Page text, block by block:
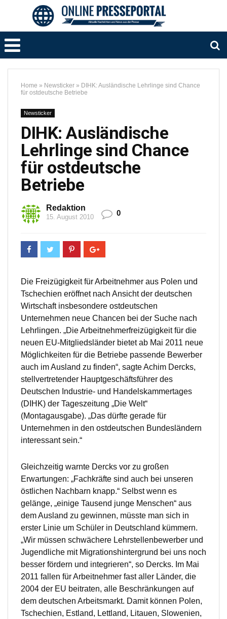
Home » Newsticker » DIHK: Ausländische Lehrlinge sind Chance
für ostdeutsche Betriebe
Newsticker
DIHK: Ausländische
Lehrlinge sind Chance
für ostdeutsche
Betriebe
Redaktion
15. August 2010 0
Die Freizügigkeit für Arbeitnehmer aus Polen und
Tschechien eröffnet nach Ansicht der deutschen
Wirtschaft insbesondere ostdeutschen
Unternehmen neue Chancen bei der Suche nach
Lehrlingen. „Die Arbeitnehmerfreizügigkeit für die
neuen EU-Mitgliedsländer bietet ab Mai 2011 neue
Möglichkeiten für die Betriebe passende Bewerber
auch im Ausland zu finden“, sagte Achim Dercks,
stellvertretender Hauptgeschäftsführer des
Deutschen Industrie- und Handelskammertages
(DIHK) der Tageszeitung „Die Welt“
(Montagausgabe). „Das dürfte gerade für
Unternehmen in den ostdeutschen Bundesländern
interessant sein.“
Gleichzeitig warnte Dercks vor zu großen
Erwartungen: „Fachkräfte sind auch bei unseren
östlichen Nachbarn knapp.“ Selbst wenn es
gelänge, „einige Tausend junge Menschen“ aus
dem Ausland zu gewinnen, müsste man sich in
erster Linie um Schüler in Deutschland kümmern.
„Wir müssen schwächere Lehrstellenbewerber und
Jugendliche mit Migrationshintergrund bei uns noch
besser fördern und integrieren“, so Dercks. Im Mai
2011 fallen für Arbeitnehmer fast aller Länder, die
2004 der EU beitraten, alle Beschränkungen auf
dem deutschen Arbeitsmarkt. Damit können Polen,
Tschechien, Estland, Lettland, Litauen, Slowenien,